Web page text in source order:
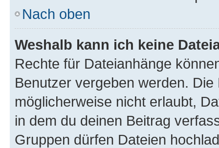
Nach oben
Weshalb kann ich keine
Rechte für Dateianhänge
Benutzer vergeben werden.
möglicherweise nicht erlaubt,
in dem du deinen Beitrag
Gruppen dürfen Dateien